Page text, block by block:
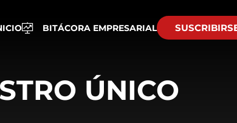
BITÁCORA EMPRESARIAL
ÚNICO